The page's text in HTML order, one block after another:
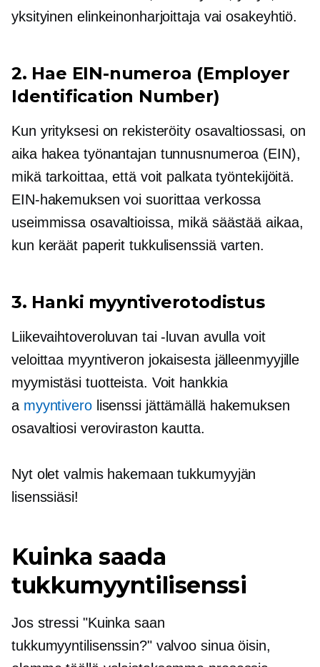
yksityinen elinkeinonharjoittaja vai osakeyhtiö.
2. Hae EIN-numeroa (Employer
Identification Number)
Kun yrityksesi on rekisteröity osavaltiossasi, on
aika hakea työnantajan tunnusnumeroa (EIN),
mikä tarkoittaa, että voit palkata työntekijöitä.
EIN-hakemuksen voi suorittaa verkossa
useimmissa osavaltioissa, mikä säästää aikaa,
kun keräät paperit tukkulisenssiä varten.
3. Hanki myyntiverotodistus
Liikevaihtoveroluvan tai -luvan avulla voit
veloittaa myyntiveron jokaisesta jälleenmyyjille
myymistäsi tuotteista. Voit hankkia
a myyntiverolisenssi jättämällä hakemuksen
osavaltiosi veroviraston kautta.
Nyt olet valmis hakemaan tukkumyyjän
lisenssiäsi!
Kuinka saada
tukkumyyntilisenssi
Jos stressi "Kuinka saan
tukkumyyntilisenssin?" valvoo sinua öisin,